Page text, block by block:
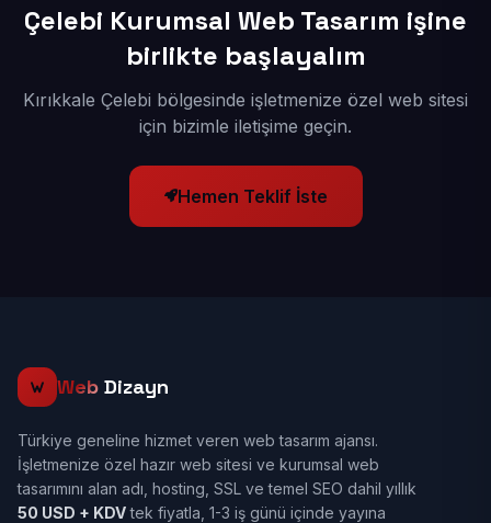
Çelebi Kurumsal Web Tasarım işine
birlikte başlayalım
Kırıkkale Çelebi bölgesinde işletmenize özel web sitesi
için bizimle iletişime geçin.
Hemen Teklif İste
Web Dizayn
Türkiye geneline hizmet veren web tasarım ajansı.
İşletmenize özel hazır web sitesi ve kurumsal web
tasarımını alan adı, hosting, SSL ve temel SEO dahil yıllık
50 USD + KDVtek fiyatla, 1-3 iş günü içinde yayına